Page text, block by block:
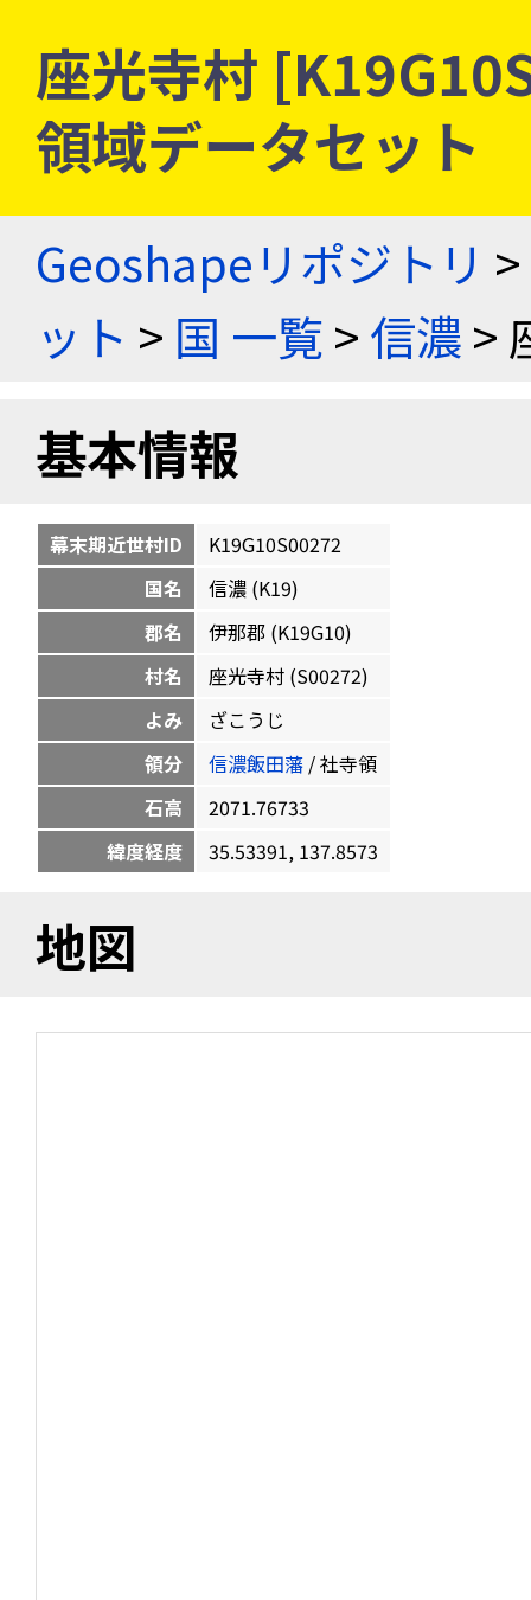
座光寺村
領域データセット
Geoshapeリポジトリ >
ット > 国 一覧>信濃>
基本情報
幕末期近世村ID
K19G10S00272
国名
信濃 (K19)
郡名
伊那郡 (K19G10)
村名
座光寺村 (S00272)
よみ
ざこうじ
領分
信濃飯田藩 / 社寺領
石高
2071.76733
緯度経度
35.53391, 137.8573
地図